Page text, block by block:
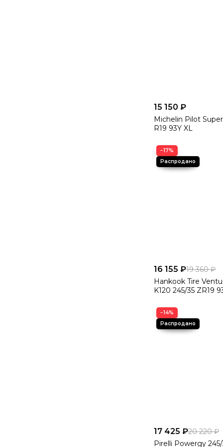
15 150 ₽
Michelin Pilot
R19 93Y XL
−17%
16 155 ₽19 360 ₽
Hankook Tire
K120 245/35 ZR19
−14%
17 425 ₽20 220 ₽
Pirelli Powergy 245/